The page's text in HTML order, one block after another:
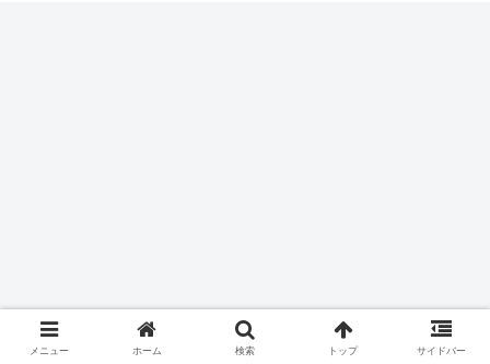
メニュー ホーム 検索 トップ サイドバー